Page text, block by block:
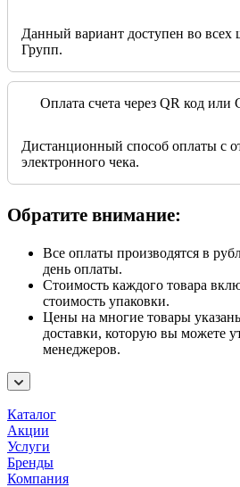
Данный вариант доступен во
Групп.
Оплата счета через QR код
Дистанционный способ оплаты с
электронного чека.
Обратите внимание:
Все оплаты производятся в
день оплаты.
Стоимость каждого товара
стоимость упаковки.
Цены на многие товары
доставки, которую вы можете
менеджеров.
Каталог
Акции
Услуги
Бренды
Компания